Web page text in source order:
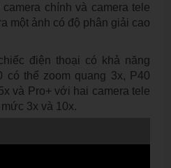
chính và camera tele
một ảnh có độ phân giải cao
điện thoại có khả năng
có thể zoom quang 3x, P40
và Pro+ với hai camera tele
3x và 10x.